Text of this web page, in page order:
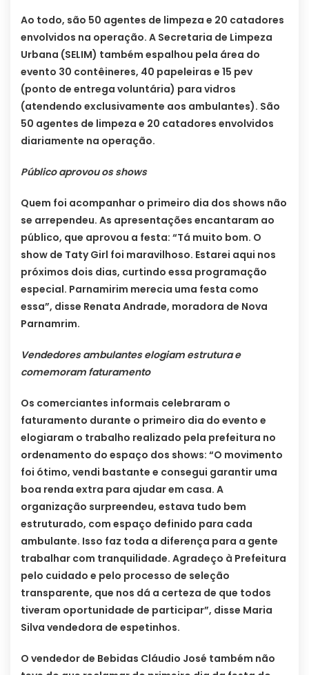
Ao todo, são 50 agentes de limpeza e 20 catadores
envolvidos na operação. A Secretaria de Limpeza
Urbana (SELIM) também espalhou pela área do
evento 30 contêineres, 40 papeleiras e 15 pev
(ponto de entrega voluntária) para vidros
(atendendo exclusivamente aos ambulantes). São
50 agentes de limpeza e 20 catadores envolvidos
diariamente na operação.
Público aprovou os shows
Quem foi acompanhar o primeiro dia dos shows não
se arrependeu. As apresentações encantaram ao
público, que aprovou a festa: “Tá muito bom. O
show de Taty Girl foi maravilhoso. Estarei aqui nos
próximos dois dias, curtindo essa programação
especial. Parnamirim merecia uma festa como
essa”, disse Renata Andrade, moradora de Nova
Parnamrim.
Vendedores ambulantes elogiam estrutura e
comemoram faturamento
Os comerciantes informais celebraram o
faturamento durante o primeiro dia do evento e
elogiaram o trabalho realizado pela prefeitura no
ordenamento do espaço dos shows: “O movimento
foi ótimo, vendi bastante e consegui garantir uma
boa renda extra para ajudar em casa. A
organização surpreendeu, estava tudo bem
estruturado, com espaço definido para cada
ambulante. Isso faz toda a diferença para a gente
trabalhar com tranquilidade. Agradeço à Prefeitura
pelo cuidado e pelo processo de seleção
transparente, que nos dá a certeza de que todos
tiveram oportunidade de participar”, disse Maria
Silva vendedora de espetinhos.
O vendedor de Bebidas Cláudio José também não